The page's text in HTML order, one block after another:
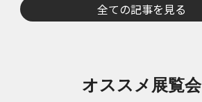
全ての記事を見る
オススメ展覧会